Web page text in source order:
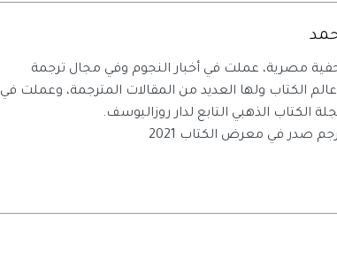
مصرية، عملت في أخبار النجوم وفي مجال ترجمة
الكتاب ولها العديد من المقالات المترجمة، وعملت في
الكتاب الذهبي التابع لدار روزاليوسف.
صدر في معرض الكتاب 2021